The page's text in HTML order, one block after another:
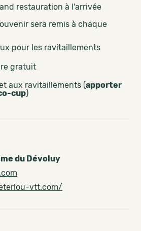
restauration à l'arrivée
sera remis à chaque
pour les ravitaillements
gratuit
aux ravitaillements (apporter
cup)
du Dévoluy
vtt.com/